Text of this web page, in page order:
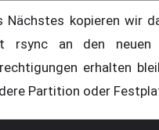
Nächstes kopieren wir
rsync an den neuen
erhalten
Partition oder